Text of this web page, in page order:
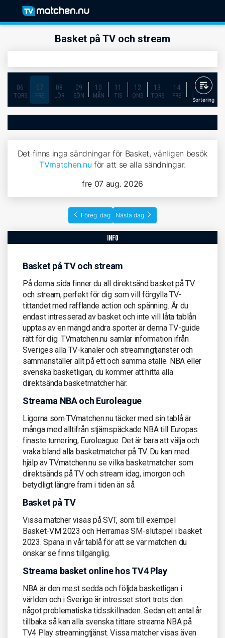
Basket på TV och stream
06
TORS
07
FRE
08
LÖR
09
SÖN
10
MÅN
11
TIS
12
ONS
13
TORS
14
FRE
15
LÖR
Sortering
Det finns inga sändningar för Basket, vänligen besök
TVmatchen.nu för att se alla sändningar.
fre 07 aug. 2026
Föreg. dag Nästa dag
info
Basket på TV och stream
På denna sida finner du all direktsänd basket på TV
och stream, perfekt för dig som vill förgylla TV-
tittandet med rafflande action och spänning. Är du
endast intresserad av basket och inte vill låta tablån
upptas av en mängd andra sporter är denna TV-guide
rätt för dig. TVmatchen.nu samlar information ifrån
Sveriges alla TV-kanaler och streamingtjänster och
sammanställer allt på ett och samma ställe. NBA eller
svenska basketligan, du kommer att hitta alla
direktsända basketmatcher här.
Streama NBA och Euroleague
Ligorna som TVmatchen.nu täcker med sin tablå är
många med alltifrån stjärnspäckade NBA till Europas
finaste turnering, Euroleague. Det är bara att välja och
vraka bland alla basketmatcher på TV. Du kan med
hjälp av TVmatchen.nu se vilka basketmatcher som
direktsänds på TV och stream idag, imorgon och
betydligt längre fram i tiden än så.
Basket på TV
Vissa matcher visas på SVT, som till exempel
Basket-VM 2023 och Herrarnas SM-slutspel i basket
2023. Spana in vår tablå för att se var matchen du
önskar se finns tillgänglig.
Streama basket online hos TV4 Play
NBA är den mest sedda och följda basketligan i
världen och i Sverige är intresset stort trots den
något problematiska tidsskillnaden. Sedan ett antal år
tillbaka så kan alla svenska tittare streama NBA på
TV4 Play streamingtjänst. Vissa matcher visas även